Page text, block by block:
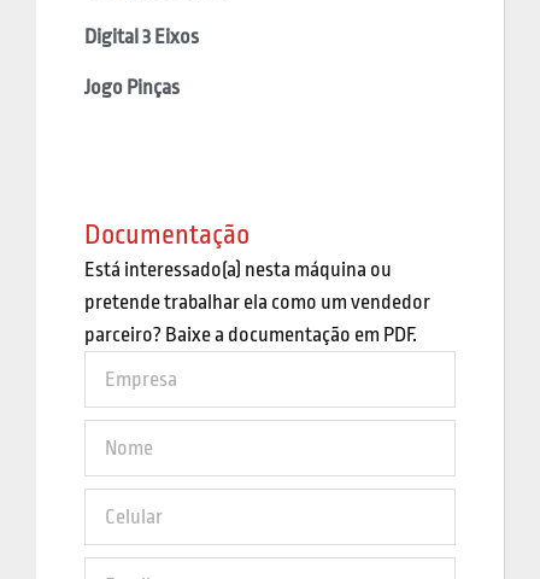
Digital 3 Eixos
Jogo Pinças
Documentação
Está interessado(a) nesta máquina ou
pretende trabalhar ela como um vendedor
parceiro? Baixe a documentação em PDF.